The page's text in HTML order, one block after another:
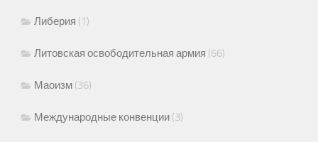
Либерия (1)
Литовская освободительная армия (66)
Маоизм (36)
Международные конвенции (3)